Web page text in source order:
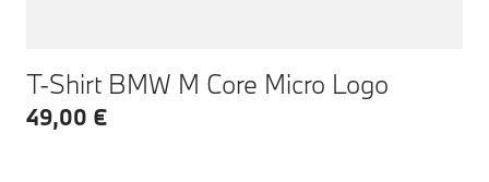
T-Shirt BMW M Core Micro Logo
49,00 €